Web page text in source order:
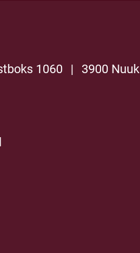
1060 |
3900 Nuuk